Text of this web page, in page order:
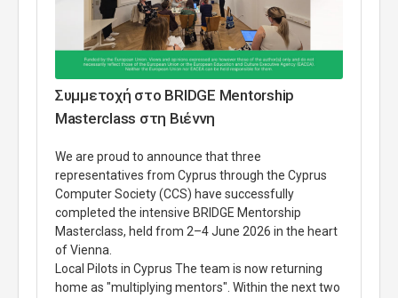
Συμμετοχή στο BRIDGE Mentorship
Masterclass στη Βιέννη
We are proud to announce that three
representatives from Cyprus through the Cyprus
Computer Society (CCS) have successfully
completed the intensive BRIDGE Mentorship
Masterclass, held from 2–4 June 2026 in the heart
of Vienna.
Local Pilots in Cyprus The team is now returning
home as "multiplying mentors". Within the next two